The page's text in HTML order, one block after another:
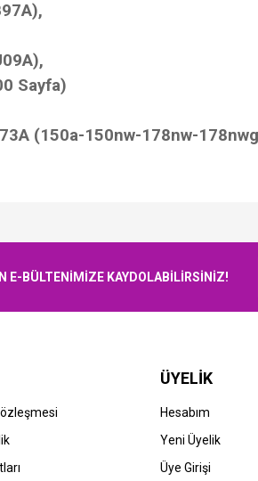
Sayfa)
(150a-150nw-178nw-
E-BÜLTENİMİZE KAYDOLABİLİRSİNİZ!
ÜYELİK
Hesabım
Yeni Üyelik
Üye Girişi